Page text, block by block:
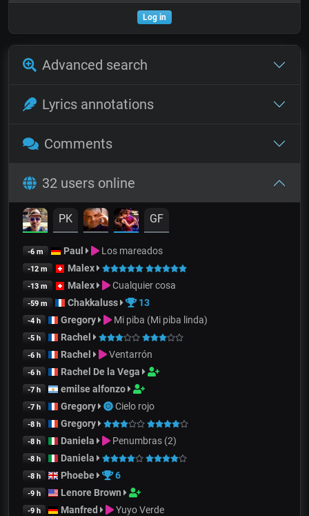
Log in
Advanced search
Lyrics annotations
Comments
32 users online
PK GF
-6 m Paul Los mareados
-12 m Malex
-13 m Malex Cualquier cosa
-59 m Chakkaluss 13
-4 h Gregory Mi piba (Mi piba linda)
-5 h Rachel
-6 h Rachel Ventarrón
-6 h Rachel De la Vega
-7 h emilse alfonzo
-7 h Gregory Cielo rojo
-8 h Gregory
-8 h Daniela Penumbras (2)
-8 h Daniela
-8 h Phoebe 6
-9 h Lenore Brown
-9 h Manfred Yuyo Verde